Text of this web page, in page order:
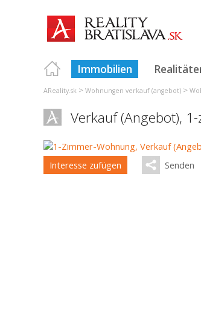
Immobilien
AReality.sk > Wohnungen verkauf (angebot) >
Verkauf (Angebot),
Interesse zufügen Senden